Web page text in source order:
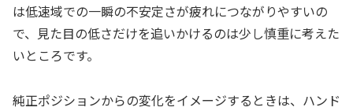
は低速域での一瞬の不安定さが疲れにつながりやすいの
で、見た目の低さだけを追いかけるのは少し慎重に考えた
いところです。
純正ポジションからの変化をイメージするときは、ハンド